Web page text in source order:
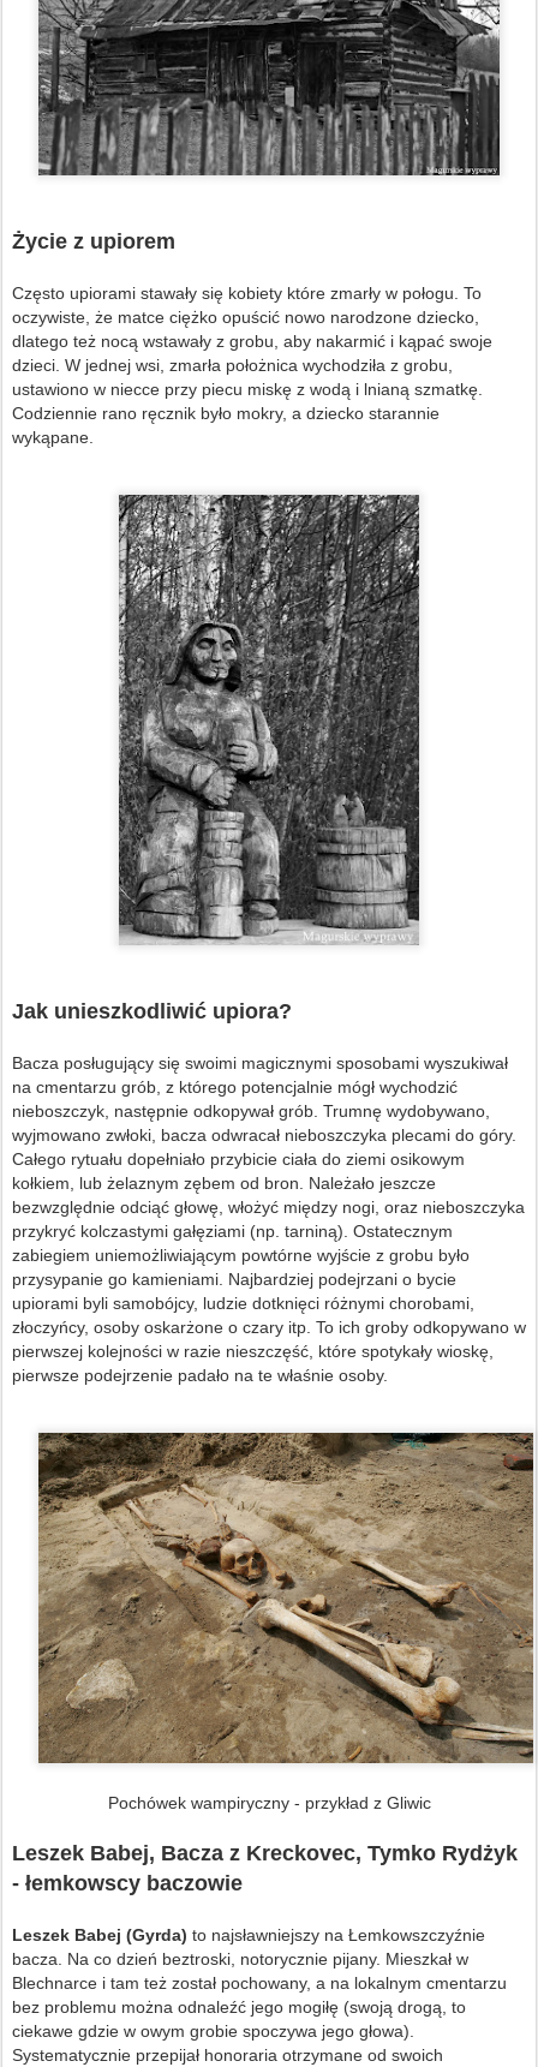
Życie z upiorem
Często upiorami stawały się kobiety które zmarły w połogu. To
oczywiste, że matce ciężko opuścić nowo narodzone dziecko,
dlatego też nocą wstawały z grobu, aby nakarmić i kąpać swoje
dzieci. W jednej wsi, zmarła położnica wychodziła z grobu,
ustawiono w niecce przy piecu miskę z wodą i lnianą szmatkę.
Codziennie rano ręcznik było mokry, a dziecko starannie
wykąpane.
Jak unieszkodliwić upiora?
Bacza posługujący się swoimi magicznymi sposobami wyszukiwał
na cmentarzu grób, z którego potencjalnie mógł wychodzić
nieboszczyk, następnie odkopywał grób. Trumnę wydobywano,
wyjmowano zwłoki, bacza odwracał nieboszczyka plecami do góry.
Całego rytuału dopełniało przybicie ciała do ziemi osikowym
kołkiem, lub żelaznym zębem od bron. Należało jeszcze
bezwzględnie odciąć głowę, włożyć między nogi, oraz nieboszczyka
przykryć kolczastymi gałęziami (np. tarniną). Ostatecznym
zabiegiem uniemożliwiającym powtórne wyjście z grobu było
przysypanie go kamieniami. Najbardziej podejrzani o bycie
upiorami byli samobójcy, ludzie dotknięci różnymi chorobami,
złoczyńcy, osoby oskarżone o czary itp. To ich groby odkopywano w
pierwszej kolejności w razie nieszczęść, które spotykały wioskę,
pierwsze podejrzenie padało na te właśnie osoby.
Pochówek wampiryczny - przykład z Gliwic
Leszek Babej, Bacza z Kreckovec, Tymko Rydżyk
- łemkowscy baczowie
Leszek Babej (Gyrda) to najsławniejszy na Łemkowszczyźnie
bacza. Na co dzień beztroski, notorycznie pijany. Mieszkał w
Blechnarce i tam też został pochowany, a na lokalnym cmentarzu
bez problemu można odnaleźć jego mogiłę (swoją drogą, to
ciekawe gdzie w owym grobie spoczywa jego głowa).
Systematycznie przepijał honoraria otrzymane od swoich